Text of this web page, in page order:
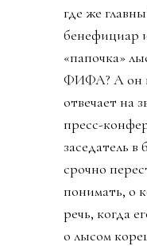
где же
бенефициар
«папочка»
ФИФА? А он
отвечает на
пресс-
заседатель в
срочно
понимать, о
речь, когда
о лысом